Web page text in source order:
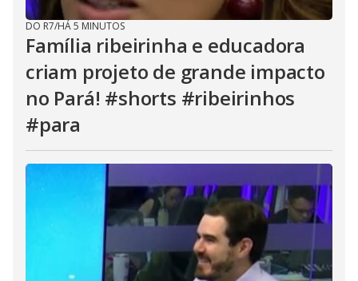
DO R7/HÁ 5 MINUTOS
Família ribeirinha e educadora
criam projeto de grande impacto
no Pará! #shorts #ribeirinhos
#para